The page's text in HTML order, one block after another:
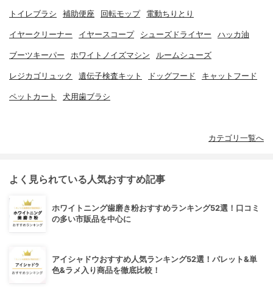
トイレブラシ 補助便座 回転モップ 電動ちりとり
イヤークリーナー イヤースコープ シューズドライヤー ハッカ油
ブーツキーパー ホワイトノイズマシン ルームシューズ
レジカゴリュック 遺伝子検査キット ドッグフード キャットフード
ペットカート 犬用歯ブラシ
カテゴリ一覧へ
よく見られている人気おすすめ記事
ホワイトニング歯磨き粉おすすめランキング52選！口コミ
の多い市販品を中心に
アイシャドウおすすめ人気ランキング52選！パレット&単
色&ラメ入り商品を徹底比較！